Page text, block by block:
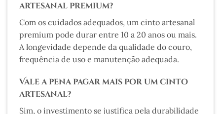
artesanal premium?
Com os cuidados adequados, um cinto artesanal
premium pode durar entre 10 a 20 anos ou mais.
A longevidade depende da qualidade do couro,
frequência de uso e manutenção adequada.
Vale a pena pagar mais por um cinto
artesanal?
Sim, o investimento se justifica pela durabilidade